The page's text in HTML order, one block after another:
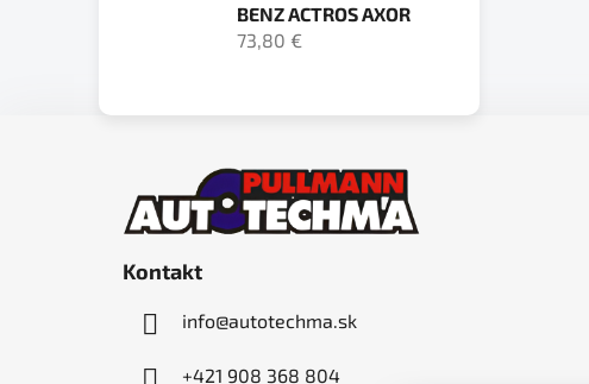
BENZ ACTROS AXOR
73,80 €
Kontakt
info@autotechma.sk
+421 908 368 804